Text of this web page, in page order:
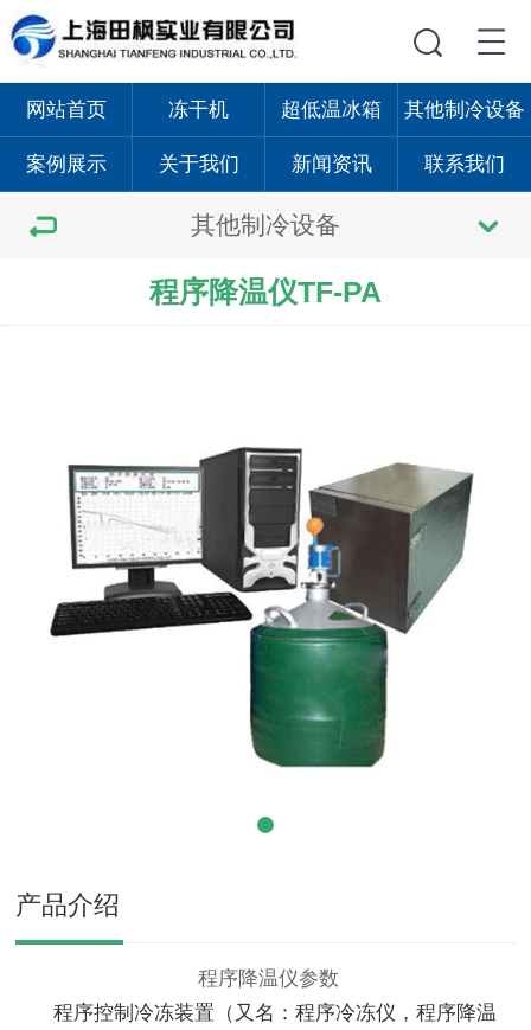
网站首页 冻干机 超低温冰箱 其他制冷设备
案例展示 关于我们 新闻资讯 联系我们
其他制冷设备
程序降温仪TF-PA
产品介绍
程序降温仪参数
程序控制冷冻装置（又名：程序冷冻仪，程序降温